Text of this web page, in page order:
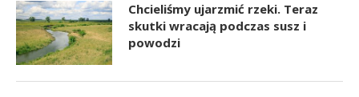
Chcieliśmy ujarzmić rzeki. Teraz
skutki wracają podczas susz i
powodzi